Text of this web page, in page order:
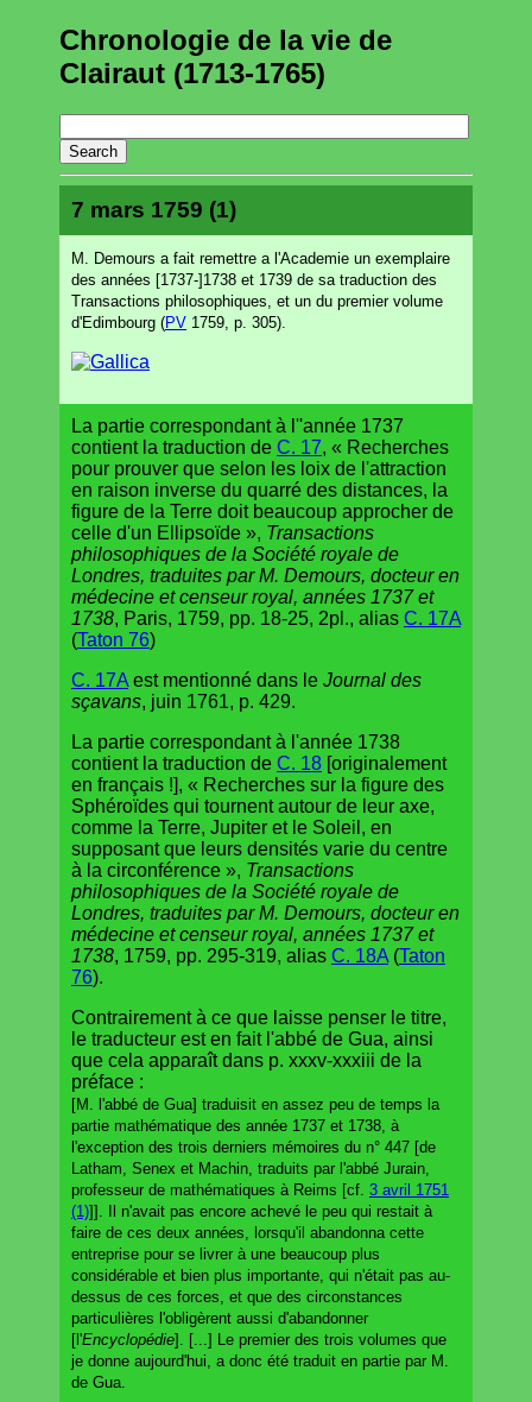
Chronologie de la vie de
Clairaut (1713-1765)
7 mars 1759 (1)
M. Demours a fait remettre a l'Academie un exemplaire
des années [1737-]1738 et 1739 de sa traduction des
Transactions philosophiques, et un du premier volume
d'Edimbourg (PV 1759, p. 305).
La partie correspondant à l''année 1737
contient la traduction de C. 17, « Recherches
pour prouver que selon les loix de l'attraction
en raison inverse du quarré des distances, la
figure de la Terre doit beaucoup approcher de
celle d'un Ellipsoïde », Transactions
philosophiques de la Société royale de
Londres, traduites par M. Demours, docteur en
médecine et censeur royal, années 1737 et
1738, Paris, 1759, pp. 18-25, 2pl., alias C. 17A
(Taton 76)
C. 17A est mentionné dans le Journal des
sçavans, juin 1761, p. 429.
La partie correspondant à l'année 1738
contient la traduction de C. 18 [originalement
en français !], « Recherches sur la figure des
Sphéroïdes qui tournent autour de leur axe,
comme la Terre, Jupiter et le Soleil, en
supposant que leurs densités varie du centre
à la circonférence », Transactions
philosophiques de la Société royale de
Londres, traduites par M. Demours, docteur en
médecine et censeur royal, années 1737 et
1738, 1759, pp. 295-319, alias C. 18A (Taton
76).
Contrairement à ce que laisse penser le titre,
le traducteur est en fait l'abbé de Gua, ainsi
que cela apparaît dans p. xxxv-xxxiii de la
préface :
[M. l'abbé de Gua] traduisit en assez peu de temps la
partie mathématique des année 1737 et 1738, à
l'exception des trois derniers mémoires du n° 447 [de
Latham, Senex et Machin, traduits par l'abbé Jurain,
professeur de mathématiques à Reims [cf. 3 avril 1751
(1)]]. Il n'avait pas encore achevé le peu qui restait à
faire de ces deux années, lorsqu'il abandonna cette
entreprise pour se livrer à une beaucoup plus
considérable et bien plus importante, qui n'était pas au-
dessus de ces forces, et que des circonstances
particulières l'obligèrent aussi d'abandonner
[l'Encyclopédie]. [...] Le premier des trois volumes que
je donne aujourd'hui, a donc été traduit en partie par M.
de Gua.